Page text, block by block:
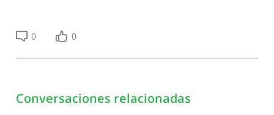
0 0
Conversaciones relacionadas